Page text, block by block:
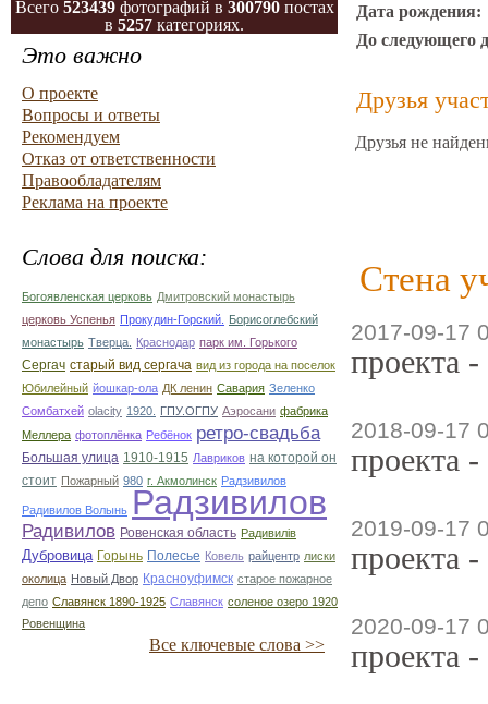
Всего 523439фотографий в 300790постах
в 5257 категориях.
Это важно
О проекте
Вопросы и ответы
Рекомендуем
Отказ от ответственности
Правообладателям
Реклама на проекте
Слова для поиска:
Богоявленская церковь Дмитровский монастырь
церковь Успенья Прокудин-Горский.
Борисоглебский
монастырь Тверца. Краснодар парк им. Горького
Сергач старый вид сергача вид из города на поселок
Юбилейный йошкар-ола ДК ленин Савария Зеленко
Сомбатхей olacity 1920. ГПУ.ОГПУ Аэросани фабрика
Меллера фотоплёнка Ребёнок ретро-свадьба
Большая улица 1910-1915 Лавриков на которой он
стоит Пожарный 980 г. Акмолинск Радзивилов
Радивилов Волынь Радзивилов
Радивилов Ровенская область Радивилiв
Дубровица Горынь Полесье Ковель райцентр лиски
околица Новый Двор Красноуфимск старое пожарное
депо Славянск 1890-1925 Славянск соленое озеро 1920
Ровенщина
Все ключевые слова >>
Дата рождения:
До следующего
Друзья
Друзья не
Стена
2017-09-17
проекта
2018-09-17
проекта
2019-09-17
проекта
2020-09-17
проекта